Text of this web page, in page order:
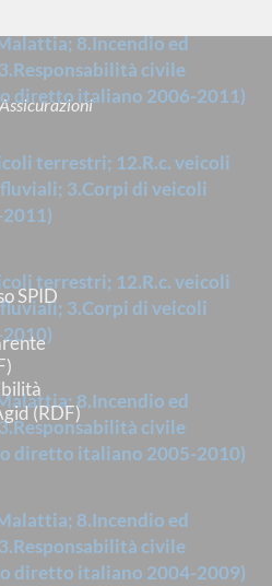
8.Incendio ed
civile
diretto italiano 2006-2011)
terrestri; 12.R.c. veicoli
3.Corpi di veicoli
terrestri; 12.R.c. veicoli
3.Corpi di veicoli
8.Incendio ed
civile
diretto italiano 2005-2010)
8.Incendio ed
civile
diretto italiano 2004-2009)
SPID
(RDF)